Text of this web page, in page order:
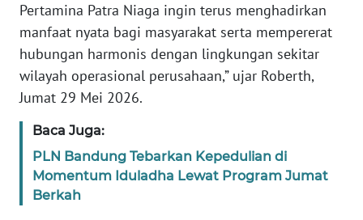
Pertamina Patra Niaga ingin terus menghadirkan
manfaat nyata bagi masyarakat serta mempererat
hubungan harmonis dengan lingkungan sekitar
wilayah operasional perusahaan,” ujar Roberth,
Jumat 29 Mei 2026.
Baca Juga:
PLN Bandung Tebarkan Kepedulian di
Momentum Iduladha Lewat Program Jumat
Berkah
WN
RIAU
WN
SERAMBI
JAMBI
WN